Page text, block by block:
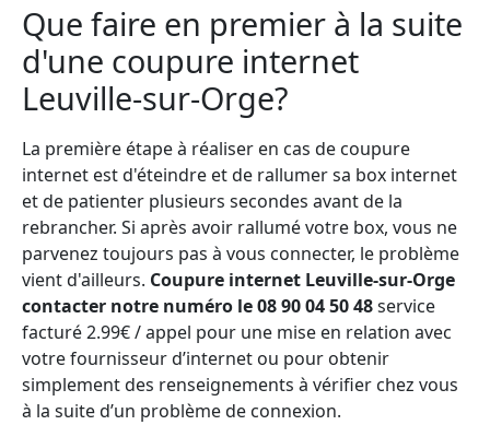
Que faire en premier à la suite
d'une coupure internet
Leuville-sur-Orge?
La première étape à réaliser en cas de coupure
internet est d'éteindre et de rallumer sa box internet
et de patienter plusieurs secondes avant de la
rebrancher. Si après avoir rallumé votre box, vous ne
parvenez toujours pas à vous connecter, le problème
vient d'ailleurs. Coupure internet Leuville-sur-Orge
contacter notre numéro le 08 90 04 50 48service
facturé 2.99€ / appel pour une mise en relation avec
votre fournisseur d’internet ou pour obtenir
simplement des renseignements à vérifier chez vous
à la suite d’un problème de connexion.